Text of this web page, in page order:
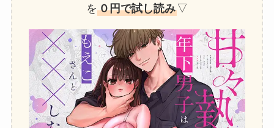
を ０円で試し読み ▽